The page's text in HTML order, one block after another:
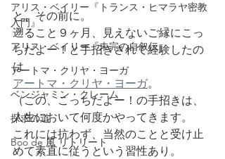
アリス・ベイリー『トランス・ヒマラヤ密教
入門』
アリス・ベイリー『未完の自叙伝』
アートマ・クリヤ・ヨーガ
ベンジャミン・クレーム
探求の道
Boo de 風 リトリート
と、その前に。
遡ること９ヶ月、見えないご縁にこっ
ちだよー！と手招きされて経験したの
は
アートマ・クリヤ・ヨーガ。
（この、こっちだよー！の手招きは、
人生において何度かやってきます。
これには抗わず、当然のことと受け止
めて素直に従うという習性あり。